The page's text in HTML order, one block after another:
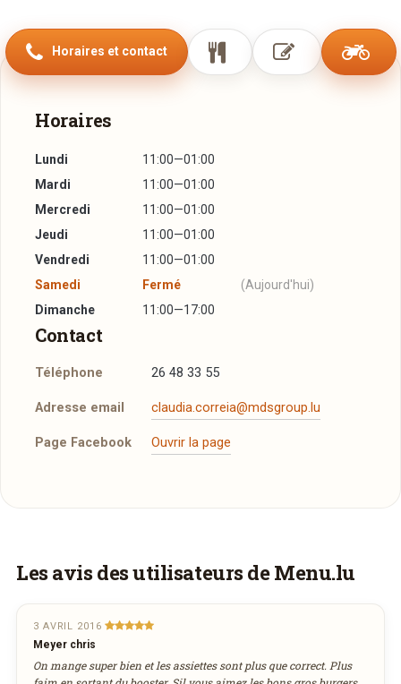
Horaires et contact
Horaires
Lundi
11:00—01:00
Mardi
11:00—01:00
Mercredi
11:00—01:00
Jeudi
11:00—01:00
Vendredi
11:00—01:00
Samedi
Fermé
(Aujourd'hui)
Dimanche
11:00—17:00
Contact
Téléphone 26 48 33 55
Adresse email claudia.correia@mdsgroup.lu
Page Facebook Ouvrir la page
Réserver une table
août 2026
Heure souhaitée
Vous aimeriez être livré ?
Vous adorezBooster'set vous voudriez
déguster ses plats à la maison ? Ce restaurant
ne propose pas encore la livraison en ligne.
Demandez-lui de rejoindrewedely.compour
Les avis des utilisateurs de Menu.lu
3 AVRIL 2016
Meyer chris
On mange super bien et les assiettes sont plus que correct. Plus